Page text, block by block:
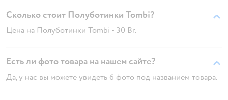
Сколько стоит Полуботинки Tombi?
Цена на Полуботинки Tombi - 30 Br.
Есть ли фото товара на нашем сайте?
Да, у нас вы можете увидеть 6 фото под названием товара.